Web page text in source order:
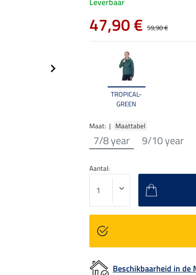
TROPICAL-
GREEN
Maat: | Maattabel
7/8 year 9/10 year
47,90 € 59,90 €
Aantal:
Beschikbaarheid in de